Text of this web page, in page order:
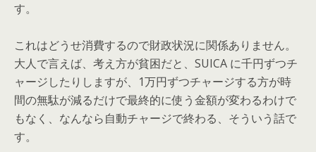
す。
これはどうせ消費するので財政状況に関係ありません。
大人で言えば、考え方が貧困だと、SUICA に千円ずつチ
ャージしたりしますが、1万円ずつチャージする方が時
間の無駄が減るだけで最終的に使う金額が変わるわけで
もなく、なんなら自動チャージで終わる、そういう話で
す。